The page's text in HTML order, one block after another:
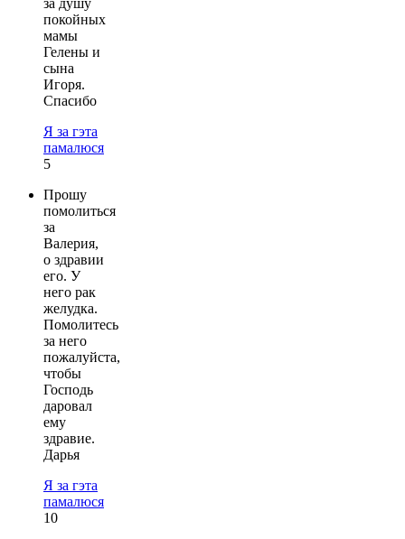
покойных
мамы
Гелены и
сына
Игоря.
Спасибо
Я за гэта
памалюся
5
Прошу
помолиться
за
Валерия,
о здравии
его. У
него рак
желудка.
Помолитесь
за него
пожалуйста,
чтобы
Господь
даровал
ему
здравие.
Дарья
Я за гэта
памалюся
10